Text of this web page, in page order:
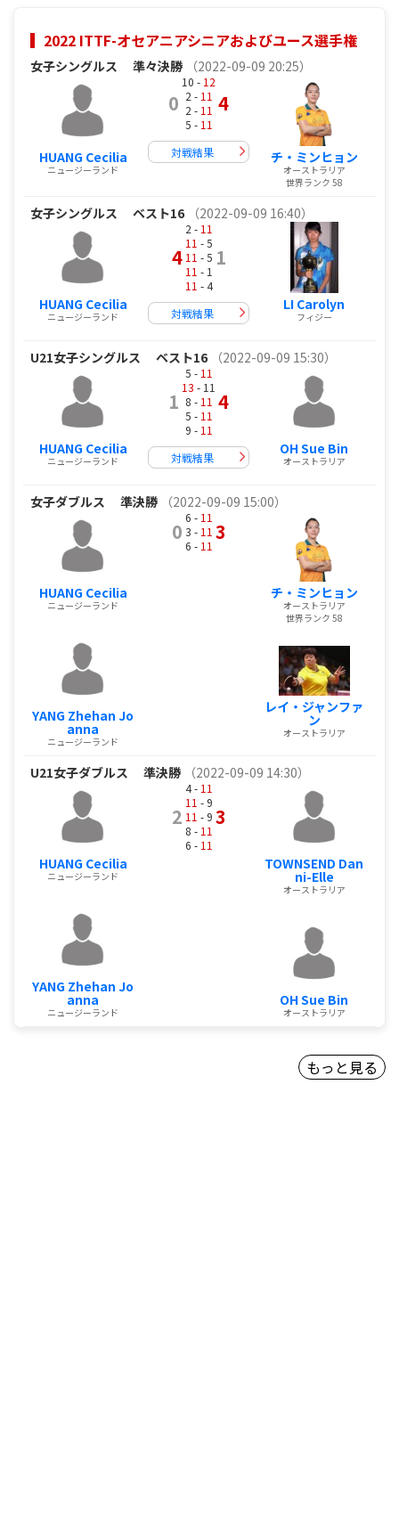
2022 ITTF-オセアニアシニアおよびユース選手権
女子シングルス 準々決勝 （2022-09-09 20:25）
HUANG Cecilia
ニュージーランド
0
10 - 12
2 - 11
2 - 11
5 - 11
4
対戦結果 チ・ミンヒョン
オーストラリア
世界ランク 58
女子シングルス ベスト16 （2022-09-09 16:40）
HUANG Cecilia
ニュージーランド
4
2 - 11
11 - 5
11 - 5
11 - 1
11 - 4
1
対戦結果
LI Carolyn
フィジー
U21女子シングルス ベスト16 （2022-09-09 15:30）
HUANG Cecilia
ニュージーランド
1
5 - 11
13 - 11
8 - 11
5 - 11
9 - 11
4
対戦結果
OH Sue Bin
オーストラリア
女子ダブルス 準決勝 （2022-09-09 15:00）
HUANG Cecilia
ニュージーランド
YANG Zhehan Jo
anna
ニュージーランド
0
6 - 11
3 - 11
6 - 11
3
チ・ミンヒョン
オーストラリア
世界ランク 58
レイ・ジャンファ
ン
オーストラリア
U21女子ダブルス 準決勝 （2022-09-09 14:30）
HUANG Cecilia
ニュージーランド
YANG Zhehan Jo
anna
ニュージーランド
2
4 - 11
11 - 9
11 - 9
8 - 11
6 - 11
3
TOWNSEND Dan
ni-Elle
オーストラリア
OH Sue Bin
オーストラリア
もっと見る